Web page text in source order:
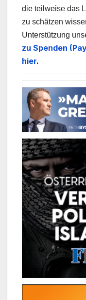
die teilweise das
zu schätzen
Unterstützung
zu Spenden
hier.